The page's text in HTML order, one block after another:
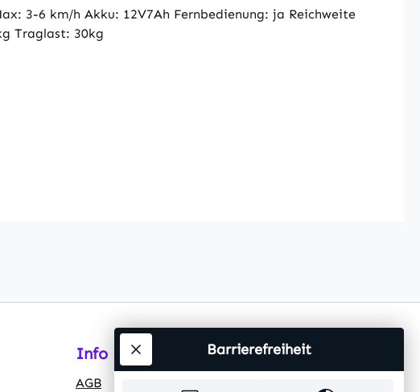
3-6 km/h Akku: 12V7Ah Fernbedienung: ja Reichweite
Traglast: 30kg
Info
AGB
Barrierefreiheit